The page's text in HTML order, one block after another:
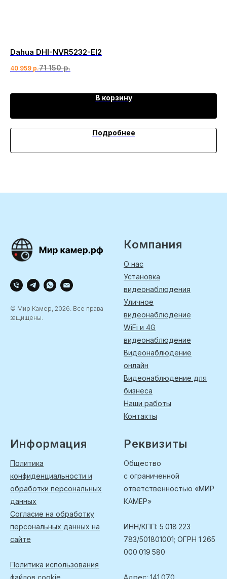
Dahua DHI-NVR5232-EI2
40 959 р.71 150 р.
В корзину
Подробнее
© Мир Камер, 2026. Все права
защищены.
Компания
О нас
Установка
видеонаблюдения
Уличное
видеонаблюдение
WiFi и 4G
видеонаблюдение
Видеонаблюдение
онлайн
Видеонаблюдение для
бизнеса
Наши работы
Контакты
Информация
Политика
конфиденциальности и
обработки персональных
данных
Согласие на обработку
персональных данных на
сайте
Политика использования
файлов cookie
Реквизиты
Общество
с ограниченной
ответственностью «МИР
КАМЕР»
ИНН/КПП: 5 018 223
783/501801001; ОГРН 1 265
000 019 580
Адрес: 141 070,